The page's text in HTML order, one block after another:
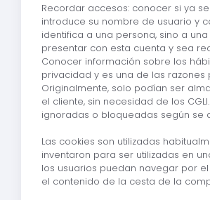
Recordar accesos: conocer si ya
introduce su nombre de usuario y
identifica a una persona, sino a
presentar con esta cuenta y sea
Conocer información sobre los
privacidad y es una de las
Originalmente, solo podían ser
el cliente, sin necesidad de los
ignoradas o bloqueadas según se
Las cookies son utilizadas
inventaron para ser utilizadas en
los usuarios puedan navegar por
el contenido de la cesta de la